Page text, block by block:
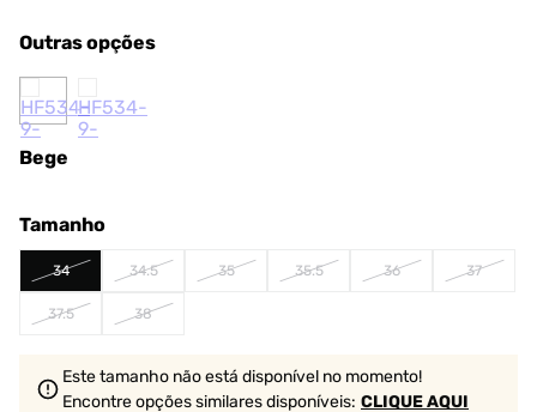
Outras opções
Bege
Tamanho
34 34.5 35 35.5 36 37
37.5 38
Este tamanho não está disponível no momento!
Encontre opções similaresdisponíveis: CLIQUE AQUI